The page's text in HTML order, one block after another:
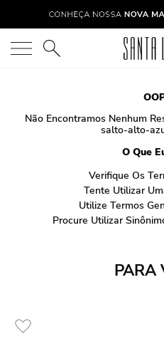
O que você está procurando?
Não Encontramos Nenhum
salto-alto-
O Que
Verifique Os
Tente Utilizar
Utilize Termos
Procure Utilizar
PARA